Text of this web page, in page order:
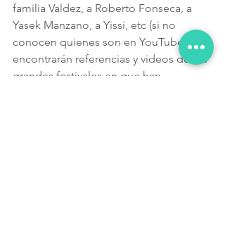
familia Valdez, a Roberto Fonseca, a
Yasek Manzano, a Yissi, etc (si no
conocen quienes son en YouTube
encontrarán referencias y videos de los
grandes festivales en que han